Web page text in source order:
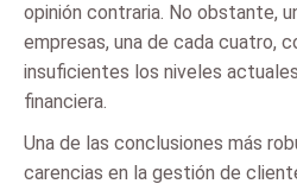
opinión contraria. No obstante,
empresas, una de cada cuatro,
insuficientes los niveles
financiera.
Una de las conclusiones más
carencias en la gestión de